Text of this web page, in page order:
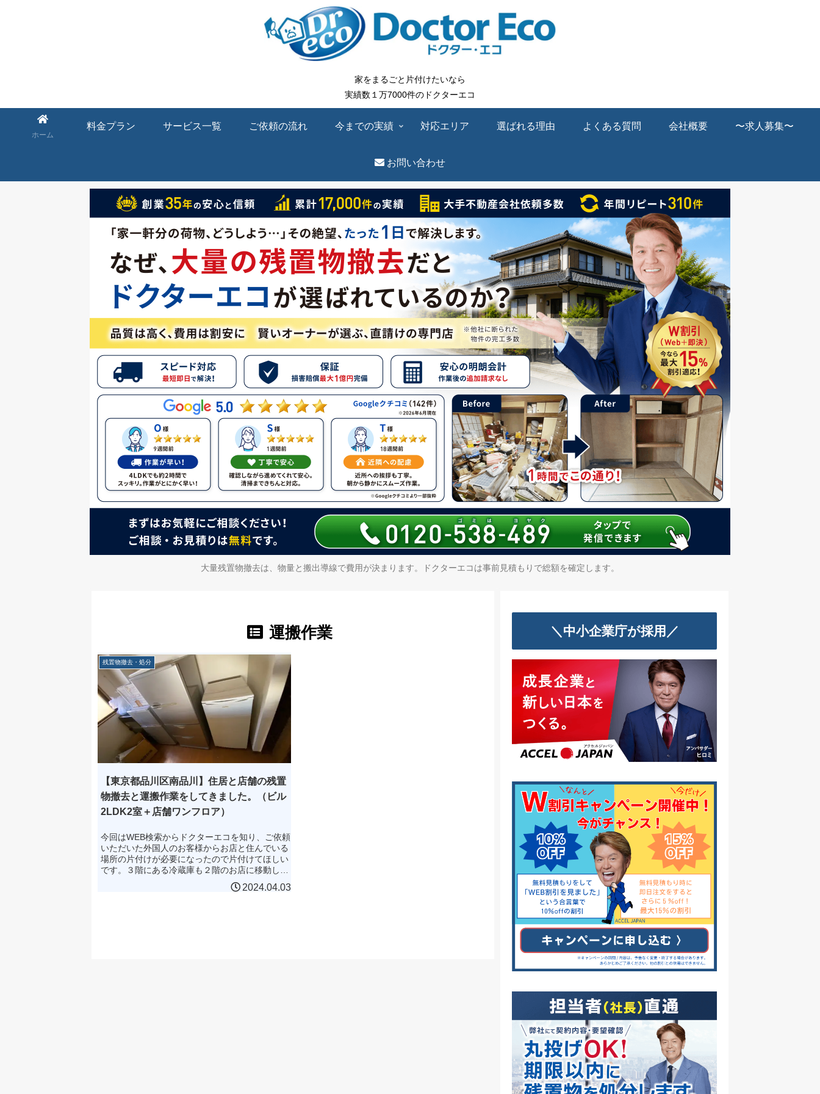
家をまるごと片付けたいなら
実績数１万7000件のドクターエコ
ホーム
料金プラン サービス一覧 ご依頼の流れ 今までの実績 対応エリア 選ばれる理由 よくある質問 会社概要 〜求人募集〜
お問い合わせ
大量残置物撤去は、物量と搬出導線で費用が決まります。ドクターエコは事前見積もりで総額を確定します。
運搬作業
残置物撤去・処分
【東京都品川区南品川】住居と店舗の残置
物撤去と運搬作業をしてきました。（ビル
2LDK2室＋店舗ワンフロア）
今回はWEB検索からドクターエコを知り、ご依頼
いただいた外国人のお客様からお店と住んでいる
場所の片付けが必要になったので片付けてほしい
です。３階にある冷蔵庫も２階のお店に移動した
いのですが。とのお問い合わせがありました。お
2024.04.03
＼中小企業庁が採用／